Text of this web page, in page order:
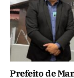
Prefeito de